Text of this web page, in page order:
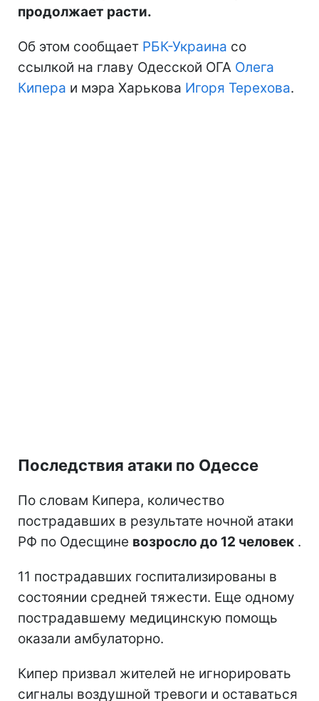
продолжает расти.
Об этом сообщает РБК-Украина со
ссылкой на главу Одесской ОГА Олега
Кипера и мэра Харькова Игоря Терехова.
Последствия атаки по Одессе
По словам Кипера, количество
пострадавших в результате ночной атаки
РФ по Одесщине возросло до 12 человек .
11 пострадавших госпитализированы в
состоянии средней тяжести. Еще одному
пострадавшему медицинскую помощь
оказали амбулаторно.
Кипер призвал жителей не игнорировать
сигналы воздушной тревоги и оставаться